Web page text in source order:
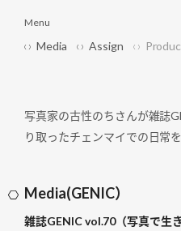
Menu
Media Assign
写真家の古性のちさんが雑誌
り取ったチェンマイでの日常
Media(GENIC）
雑誌GENIC vol.70（写真で生